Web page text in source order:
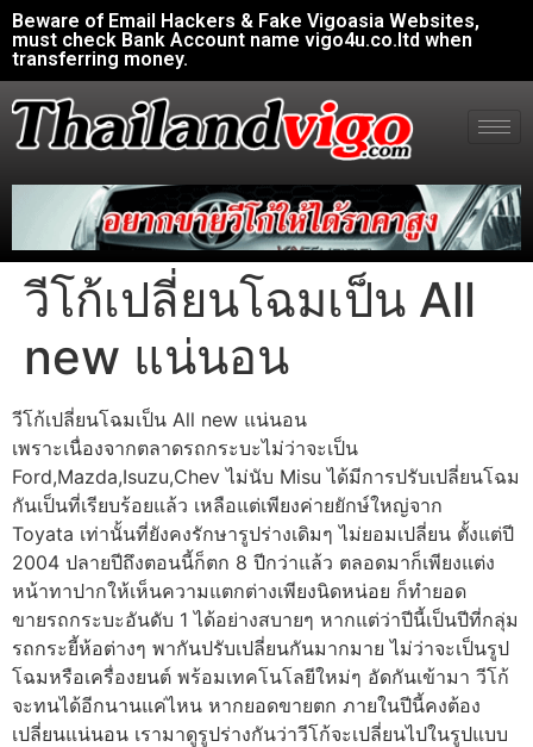
Beware of Email Hackers & Fake Vigoasia Websites,
must check Bank Account name vigo4u.co.ltd when
transferring money.
วีโก้เปลี่ยนโฉมเป็น All
new แน่นอน
วีโก้เปลี่ยนโฉมเป็น All new แน่นอน
เพราะเนื่องจากตลาดรถกระบะไม่ว่าจะเป็น
Ford,Mazda,Isuzu,Chev ไม่นับ Misu ได้มีการปรับเปลี่ยนโฉม
กันเป็นที่เรียบร้อยแล้ว เหลือแต่เพียงค่ายยักษ์ใหญ่จาก
Toyata เท่านั้นที่ยังคงรักษารูปร่างเดิมๆ ไม่ยอมเปลี่ยน ตั้งแต่ปี
2004 ปลายปีถึงตอนนี้ก็ตก 8 ปีกว่าแล้ว ตลอดมาก็เพียงแต่ง
หน้าทาปากให้เห็นความแตกต่างเพียงนิดหน่อย ก็ทำยอด
ขายรถกระบะอันดับ 1 ได้อย่างสบายๆ หากแต่ว่าปีนี้เป็นปีที่กลุ่ม
รถกระยี้ห้อต่างๆ พากันปรับเปลี่ยนกันมากมาย ไม่ว่าจะเป็นรูป
โฉมหรือเครื่องยนต์ พร้อมเทคโนโลยีใหม่ๆ อัดกันเข้ามา วีโก้
จะทนได้อีกนานแค่ไหน หากยอดขายตก ภายในปีนี้คงต้อง
เปลี่ยนแน่นอน เรามาดูรูปร่างกันว่าวีโก้จะเปลี่ยนไปในรูปแบบ